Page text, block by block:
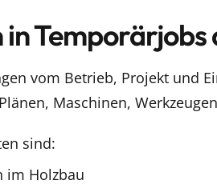
vom Betrieb, Projekt und
Maschinen,
sind:
im Holzbau